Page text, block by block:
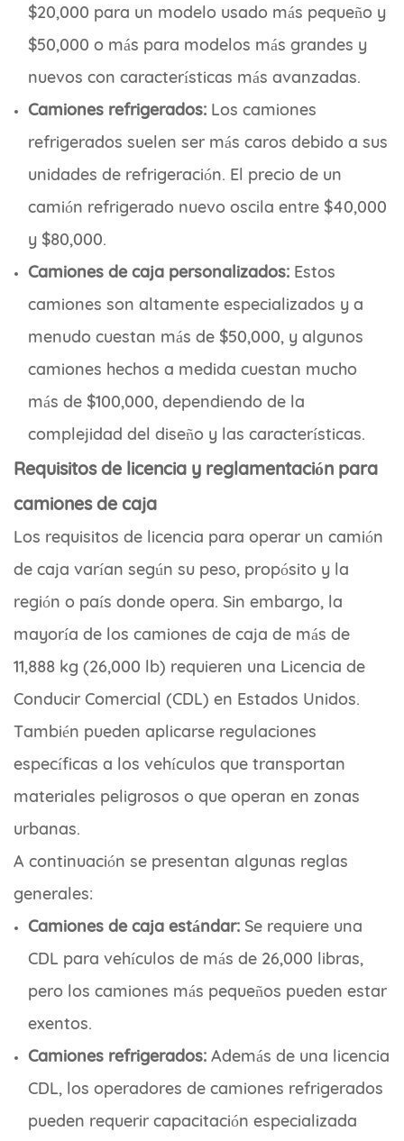
$20,000 para un modelo usado más pequeño y
$50,000 o más para modelos más grandes y
nuevos con características más avanzadas.
Camiones refrigerados: Los camiones
refrigerados suelen ser más caros debido a sus
unidades de refrigeración. El precio de un
camión refrigerado nuevo oscila entre $40,000
y $80,000.
Camiones de caja personalizados: Estos
camiones son altamente especializados y a
menudo cuestan más de $50,000, y algunos
camiones hechos a medida cuestan mucho
más de $100,000, dependiendo de la
complejidad del diseño y las características.
Requisitos de licencia y reglamentación para
camiones de caja
Los requisitos de licencia para operar un camión
de caja varían según su peso, propósito y la
región o país donde opera. Sin embargo, la
mayoría de los camiones de caja de más de
11,888 kg (26,000 lb) requieren una Licencia de
Conducir Comercial (CDL) en Estados Unidos.
También pueden aplicarse regulaciones
específicas a los vehículos que transportan
materiales peligrosos o que operan en zonas
urbanas.
A continuación se presentan algunas reglas
generales:
Camiones de caja estándar: Se requiere una
CDL para vehículos de más de 26,000 libras,
pero los camiones más pequeños pueden estar
exentos.
Camiones refrigerados: Además de una licencia
CDL, los operadores de camiones refrigerados
pueden requerir capacitación especializada